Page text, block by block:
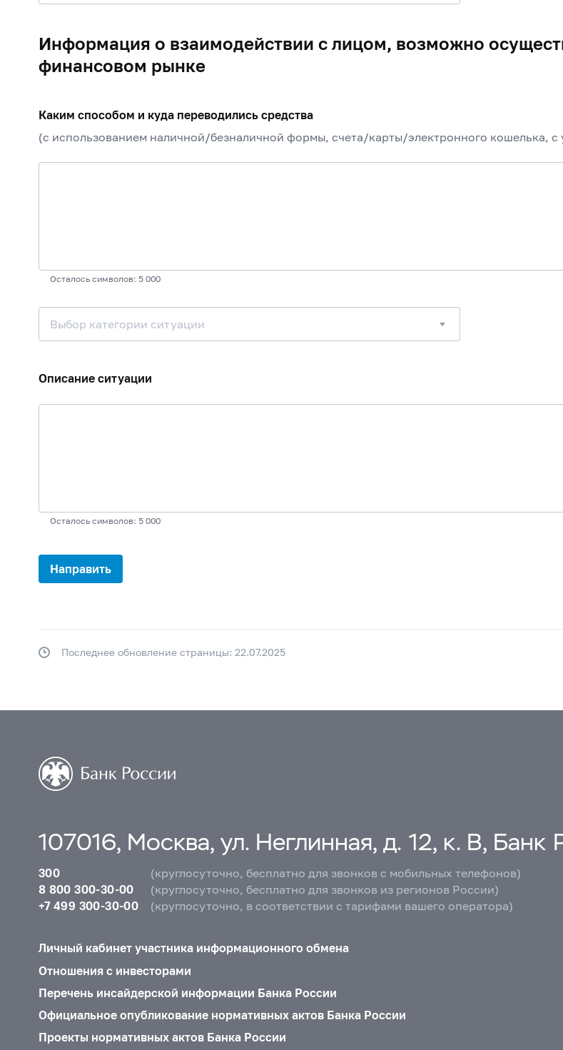
Информация о взаимодействии с лицом, возможно
финансовом рынке
Каким способом и куда переводились средства
(с использованием наличной/безналичной формы, счета/карты/электронного кошелька,
Осталось символов: 5 000
Выбор категории ситуации
Описание ситуации
Осталось символов: 5 000
Последнее обновление страницы: 22.07.2025
107016, Москва, ул. Неглинная, д. 12, к. В, Банк
300
(круглосуточно, бесплатно для звонков с мобильных телефонов)
8 800 300-30-00
(круглосуточно, бесплатно для звонков из регионов России)
+7 499 300-30-00
(круглосуточно, в соответствии с тарифами вашего оператора)
Личный кабинет участника информационного обмена
Отношения с инвесторами
Перечень инсайдерской информации Банка России
Официальное опубликование нормативных актов Банка России
Проекты нормативных актов Банка России